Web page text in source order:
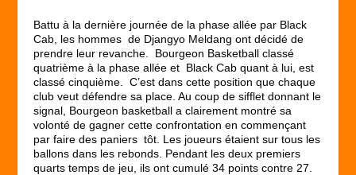
Battu à la dernière journée de la phase allée par Black
Cab, les hommes de Djangyo Meldang ont décidé de
prendre leur revanche. Bourgeon Basketball classé
quatrième à la phase allée et Black Cab quant à lui, est
classé cinquième. C’est dans cette position que chaque
club veut défendre sa place. Au coup de sifflet donnant le
signal, Bourgeon basketball a clairement montré sa
volonté de gagner cette confrontation en commençant
par faire des paniers tôt. Les joueurs étaient sur tous les
ballons dans les rebonds. Pendant les deux premiers
quarts temps de jeu, ils ont cumulé 34 points contre 27.